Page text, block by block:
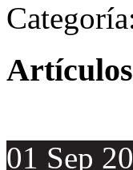
01 Sep